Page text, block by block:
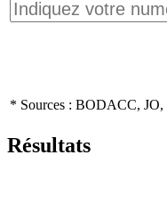
* Sources : BODACC,
Résultats